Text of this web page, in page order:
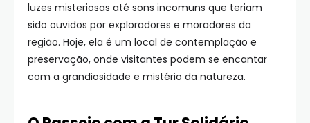
luzes misteriosas até sons incomuns que teriam
sido ouvidos por exploradores e moradores da
região. Hoje, ela é um local de contemplação e
preservação, onde visitantes podem se encantar
com a grandiosidade e mistério da natureza.